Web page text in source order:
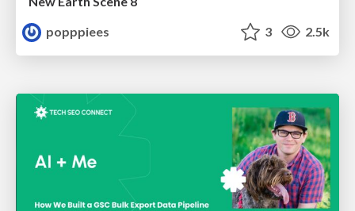
popppiees
3 2.5k